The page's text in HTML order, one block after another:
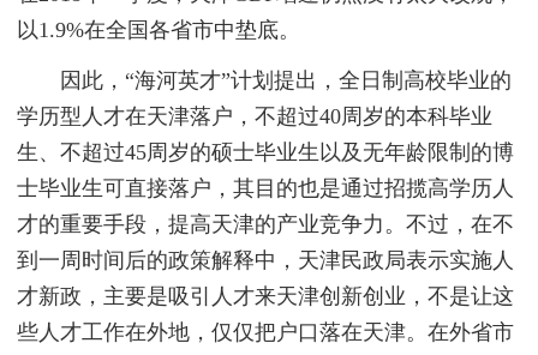
以1.9%在全国各省市中垫底。
因此，“海河英才”计划提出，全日制高校毕业的
学历型人才在天津落户，不超过40周岁的本科毕业
生、不超过45周岁的硕士毕业生以及无年龄限制的博
士毕业生可直接落户，其目的也是通过招揽高学历人
才的重要手段，提高天津的产业竞争力。不过，在不
到一周时间后的政策解释中，天津民政局表示实施人
才新政，主要是吸引人才来天津创新创业，不是让这
些人才工作在外地，仅仅把户口落在天津。在外省市